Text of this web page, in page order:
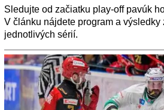
Sledujte od začiatku play-off pavúk
V článku nájdete program a výsledky
jednotlivých sérií.